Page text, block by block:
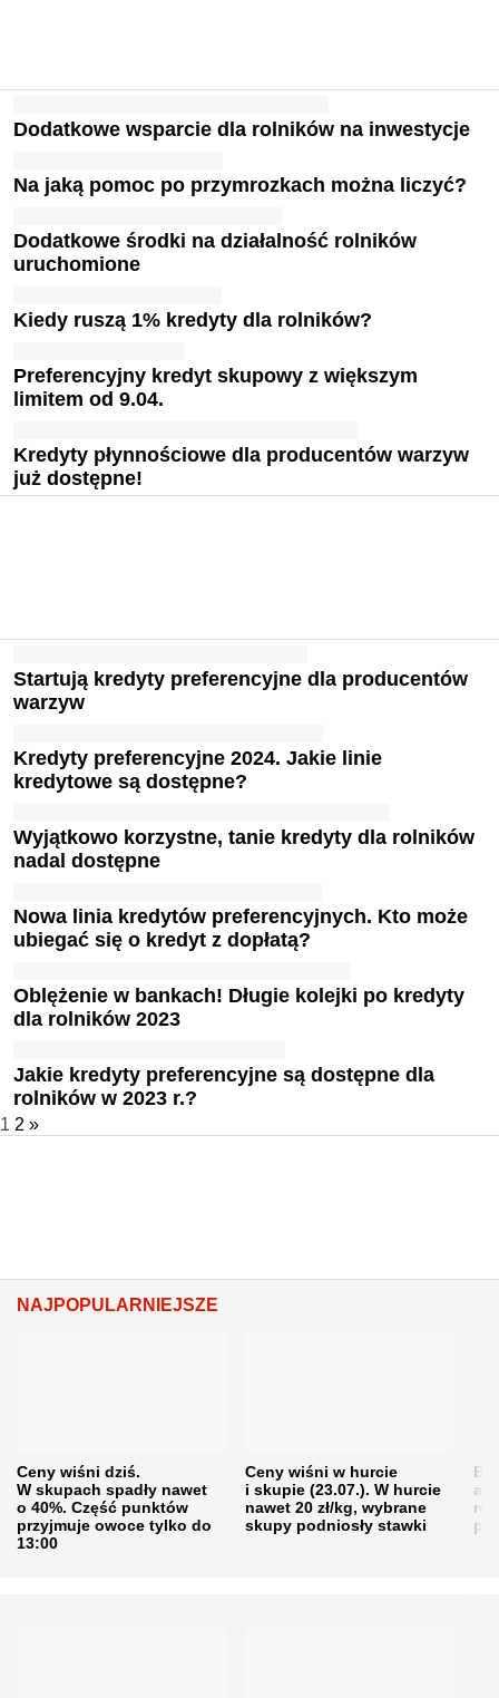
Dodatkowe wsparcie dla rolników na inwestycje
Na jaką pomoc po przymrozkach można liczyć?
Dodatkowe środki na działalność rolników
uruchomione
Kiedy ruszą 1% kredyty dla rolników?
Preferencyjny kredyt skupowy z większym
limitem od 9.04.
Kredyty płynnościowe dla producentów warzyw
już dostępne!
Startują kredyty preferencyjne dla producentów
warzyw
Kredyty preferencyjne 2024. Jakie linie
kredytowe są dostępne?
Wyjątkowo korzystne, tanie kredyty dla rolników
nadal dostępne
Nowa linia kredytów preferencyjnych. Kto może
ubiegać się o kredyt z dopłatą?
Oblężenie w bankach! Długie kolejki po kredyty
dla rolników 2023
Jakie kredyty preferencyjne są dostępne dla
rolników w 2023 r.?
1 2 »
NAJPOPULARNIEJSZE
Ceny wiśni dziś.
W skupach spadły nawet
o 40%. Część punktów
przyjmuje owoce tylko do
13:00
Ceny wiśni w hurcie
i skupie (23.07.). W hurcie
nawet 20 zł/kg, wybrane
skupy podniosły stawki